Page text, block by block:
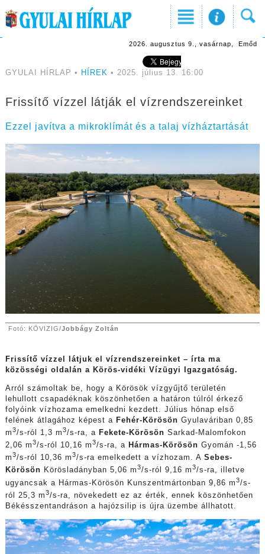
2026. augusztus 9., vasárnap, Emőd
GYULAI HÍRLAP • HÍREK • 2025. július 13. 16:00
Frissítő vízzel látják el vízrendszereinket
Ezzel javítva a mikroklímát és a talaj vízháztartását
Fotó: KÖVIZIG/Jobbágy Zoltán
Frissítő vízzel látjuk el vízrendszereinket – írta ma
közösségi oldalán a Körös-vidéki Vízügyi Igazgatóság.
Arról számoltak be, hogy a Körösök vízgyűjtő területén
lehullott csapadéknak köszönhetően a határon túlról érkező
folyóink vízhozama emelkedni kezdett. Július hónap első
felének átlagához képest a Fehér-Körösön Gyulaváriban 0,85
m3/s-ról 1,3 m3/s-ra, a Fekete-Körösön Sarkad-Malomfokon
2,06 m3/s-ról 10,16 m3/s-ra, a Hármas-Körösön Gyomán -1,56
m3/s-ról 10,36 m3/s-ra emelkedett a vízhozam. A Sebes-
Körösön Körösladányban 5,06 m3/s-ról 9,16 m3/s-ra, illetve
ugyancsak a Hármas-Körösön Kunszentmártonban 9,86 m3/s-
ról 25,3 m3/s-ra, növekedett ez az érték, ennek köszönhetően
Békésszentandráson a hajózsilip is újra üzembe állhatott.